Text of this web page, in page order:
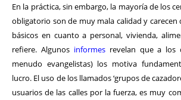
En la práctica, sin embargo, la mayoría de los
obligatorio son de muy mala calidad y carecen
básicos en cuanto a personal, vivienda,
refiere. Algunos informesrevelan que a los
menudo evangelistas) los motiva
lucro. El uso de los llamados ‘grupos de
usuarios de las calles por la fuerza, es muy